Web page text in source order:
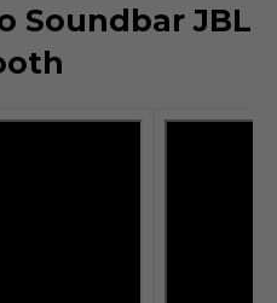
Soundbar JBL